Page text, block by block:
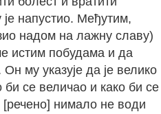
је напустио. Међутим,
надом на лажну славу)
истим побудама и да
му указује да је велико
се величао и како би се
нимало не води